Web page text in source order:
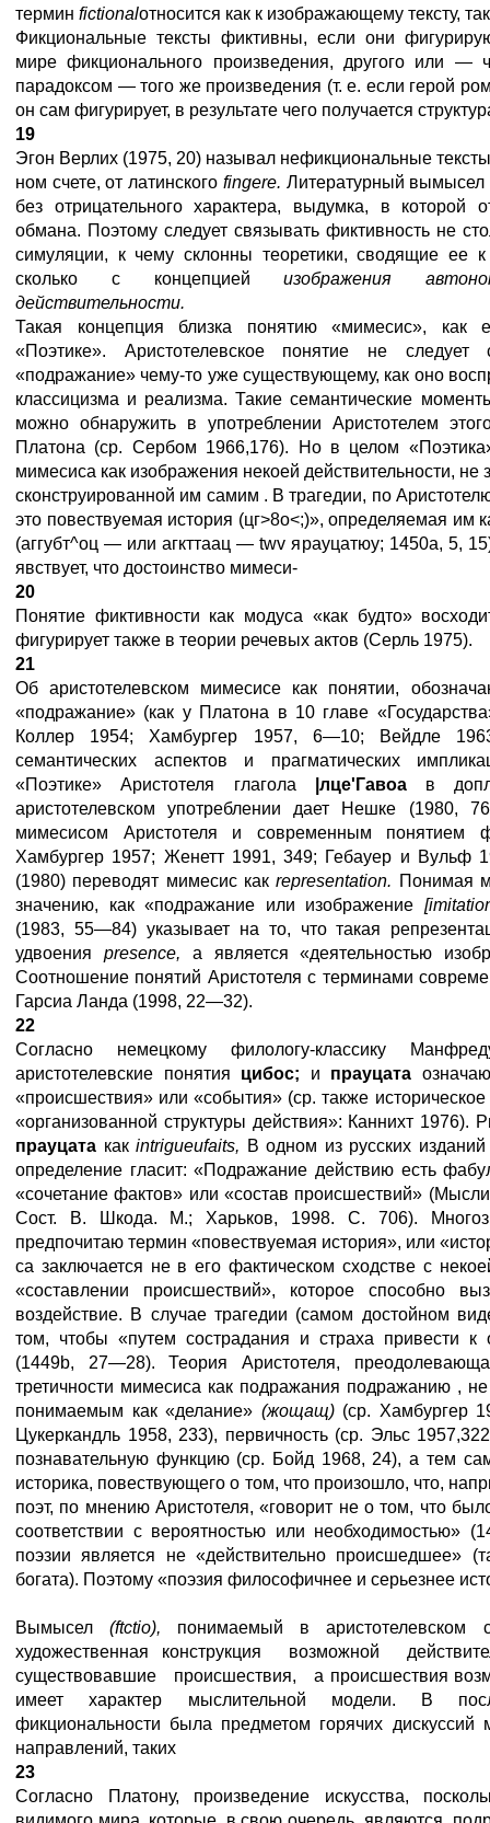
термин fictionalотносится как к изображающему тексту,
Фикциональные тексты фиктивны, если они
мире фикционального произведения, другого или —
парадоксом — того же произведения (т. е. если герой
он сам фигурирует, в результате чего получается
19
Эгон Верлих (1975, 20) называл нефикциональные
ном счете, от латинского fingere. Литературный вымысел
без отрицательного характера, выдумка, в которой
обмана. Поэтому следует связывать фиктивность не
симуляции, к чему склонны теоретики, сводящие ее к
сколько с концепциейизображения
действительности.
Такая концепция близка понятию «мимесис», как
«Поэтике». Аристотелевское понятие не
«подражание» чему-то уже существующему, как оно
классицизма и реализма. Такие семантические
можно обнаружить в употреблении Аристотелем
Платона (ср. Сербом 1966,176). Но в целом
мимесиса как изображения некоей действительности,
сконструированной им самим . В трагедии, по
это повествуемая история (цг>8о<;)», определяемая им
(аггубт^оц — или агкттаац — twv ярауцатюу; 1450а, 5,
явствует, что достоинство мимеси-
20
Понятие фиктивности как модуса «как будто»
фигурирует также в теории речевых актов (Серль 1975).
21
Об аристотелевском мимесисе как понятии,
«подражание» (как у Платона в 10 главе
Коллер 1954; Хамбургер 1957, 6—10; Вейдле
семантических аспектов и прагматических
«Поэтике» Аристотеля глагола
лце' Гавоа
в
аристотелевском употреблении дает Нешке (1980,
мимесисом Аристотеля и современным понятием
Хамбургер 1957; Женетт 1991, 349; Гебауер и
(1980) переводят мимесис какrepresentation. Понимая
значению, как «подражание или изображение [
(1983, 55—84) указывает на то, что такая
удвоения presence, а является «деятельностью
Соотношение понятий Аристотеля с терминами
Гарсиа Ланда (1998, 22—32).
22
Согласно немецкому филологу-классику
аристотелевские понятия цибос; и прауцата
«происшествия» или «события» (ср. также
«организованной структуры действия»: Каннихт 1976).
прауцата как intrigueиfaits, В одном из русских
определение гласит: «Подражание действию есть
«сочетание фактов» или «состав происшествий»
Сост. В. Шкода. М.; Харьков, 1998. С. 706).
предпочитаю термин «повествуемая история», или
са заключается не в его фактическом сходстве с
«составлении происшествий», которое способно
воздействие. В случае трагедии (самом достойном
том, чтобы «путем сострадания и страха привести
(1449b, 27—28). Теория Аристотеля,
третичности мимесиса как подражания подражанию ,
понимаемым как «делание» (жощащ) (ср. Хамбургер
Цукеркандль 1958, 233), первичность (ср. Эльс
познавательную функцию (ср. Бойд 1968, 24), а тем
историка, повествующего о том, что произошло, что,
поэт, по мнению Аристотеля, «говорит не о том, что
соответствии с вероятностью или необходимостью»
поэзии является не «действительно происшедшее»
богата). Поэтому «поэзия философичнее и серьезнее
Вымысел(ftctio), понимаемый в
художественная конструкция возможной
существовавшие происшествия, а происшествия
имеет характер мыслительной модели. В
фикциональности была предметом горячих дискуссий
направлений, таких
23
Согласно Платону, произведение искусства,